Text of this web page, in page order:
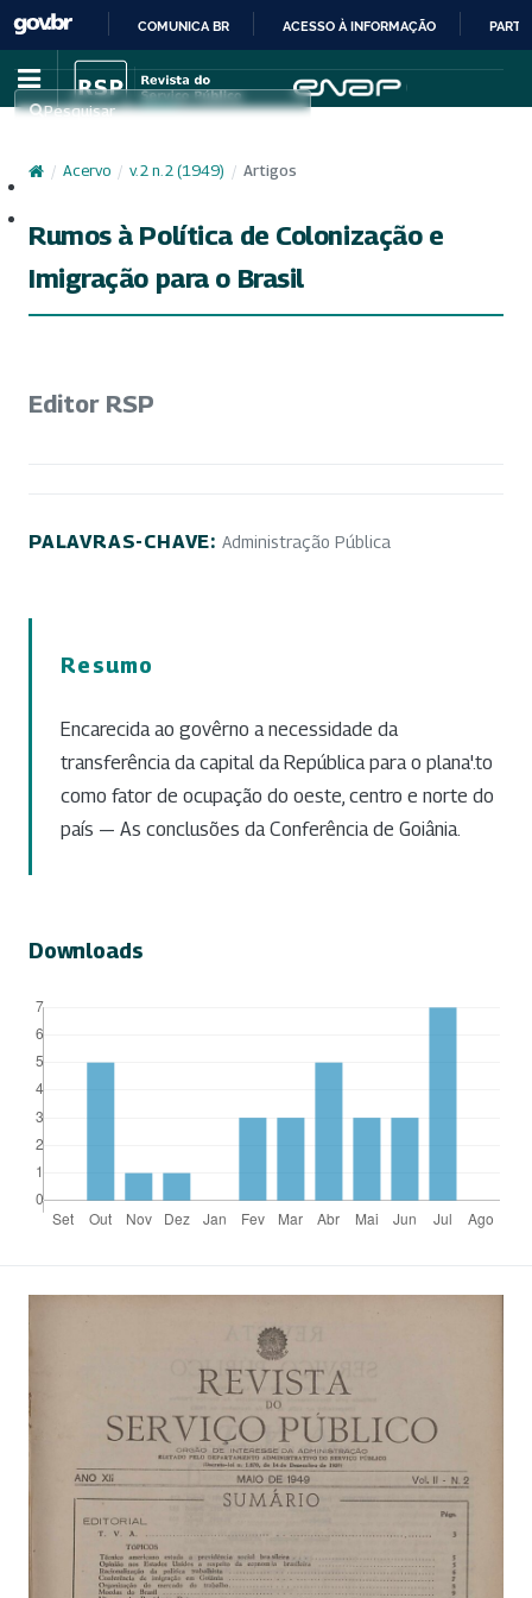
IR
PARA
CONTEÚDO
COMUNICA BR ACESSO À INFORMAÇÃO
Pesquisar
/ Acervo / v. 2 n. 2 (1949) / Artigos
Rumos à Política de Colonização e
Imigração para o Brasil
Editor RSP
PALAVRAS-CHAVE: Administração Pública
Resumo
Encarecida ao govêrno a necessidade da
transferência da capital da República para o plana'.to
como fator de ocupação do oeste, centro e norte do
país — As conclusões da Conferência de Goiânia.
Downloads